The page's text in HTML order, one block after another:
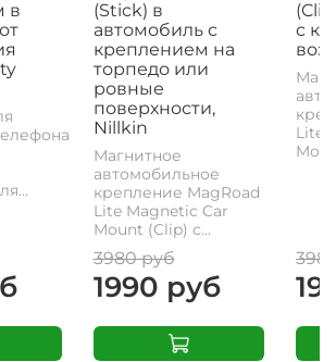
в
(Stick) в
автомобиль с
креплением на
торпедо или
ровные
поверхности,
Nillkin
Магнитное
автомобильное
крепление MagRoad
Lite Magnetic Car
Mount (Clip) с...
3980 руб
1990 руб
с
Lite